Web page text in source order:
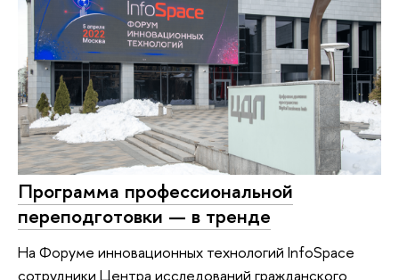
Программа профессиональной
переподготовки — в тренде
На Форуме инновационных технологий InfoSpaсe
сотрудники Центра исследований гражданского